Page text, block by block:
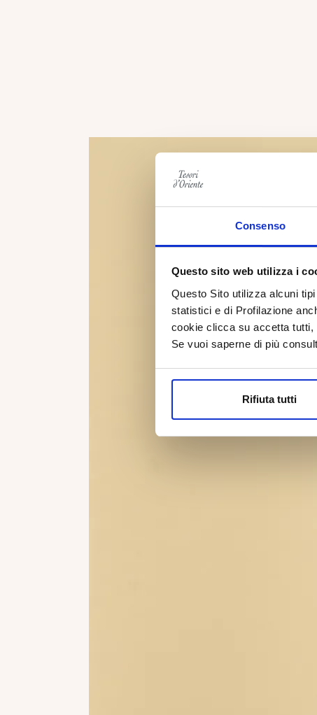
Consenso
Questo sito web utilizza i
Questo Sito utilizza alcuni
statistici e di Profilazione
cookie clicca su accetta
Se vuoi saperne di più
Rifiuta tutti